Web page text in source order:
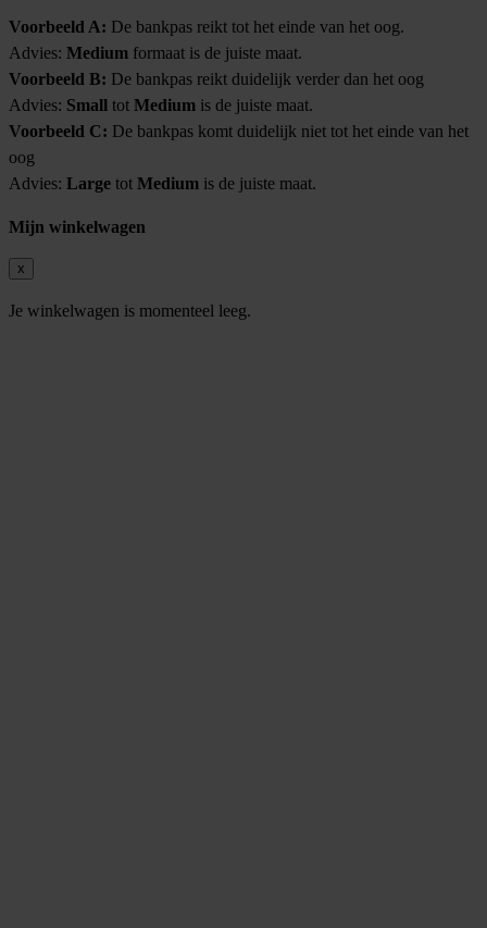
Voorbeeld A: De bankpas reikt tot het einde van het oog.
Advies: Medium formaat is de juiste maat.
Voorbeeld B: De bankpas reikt duidelijk verder dan het oog
Advies: Small tot Medium is de juiste maat.
Voorbeeld C: De bankpas komt duidelijk niet tot het einde van het
oog
Advies: Large tot Medium is de juiste maat.
Mijn winkelwagen
x
Je winkelwagen is momenteel leeg.